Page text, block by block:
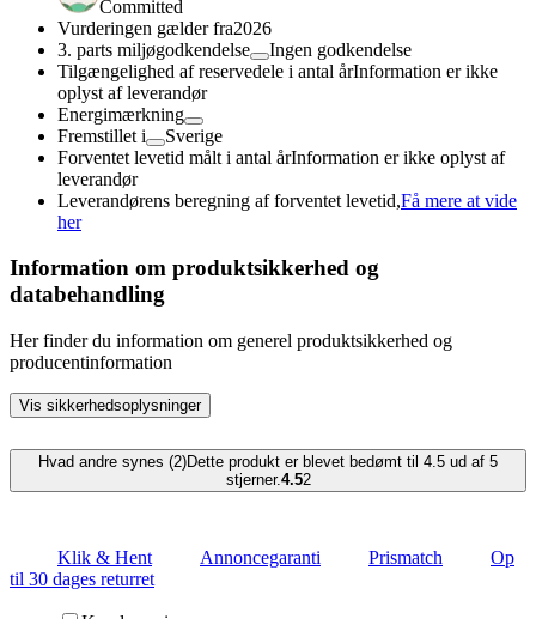
Committed
Vurderingen gælder fra2026
3. parts miljøgodkendelse
Ingen godkendelse
Tilgængelighed af reservedele i antal årInformation er ikke
oplyst af leverandør
Energimærkning
Fremstillet i
Sverige
Forventet levetid målt i antal årInformation er ikke oplyst af
leverandør
Leverandørens beregning af forventet levetid,Få mere at vide
her
Information om produktsikkerhed og
databehandling
Her finder du information om generel produktsikkerhed og
producentinformation
Vis sikkerhedsoplysninger
Hvad andre synes (2)Dette produkt er blevet bedømt til 4.5 ud af 5
stjerner.4.52
Klik & Hent Annoncegaranti Prismatch
Op
til 30 dages returret